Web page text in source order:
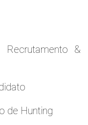
&
de Hunting